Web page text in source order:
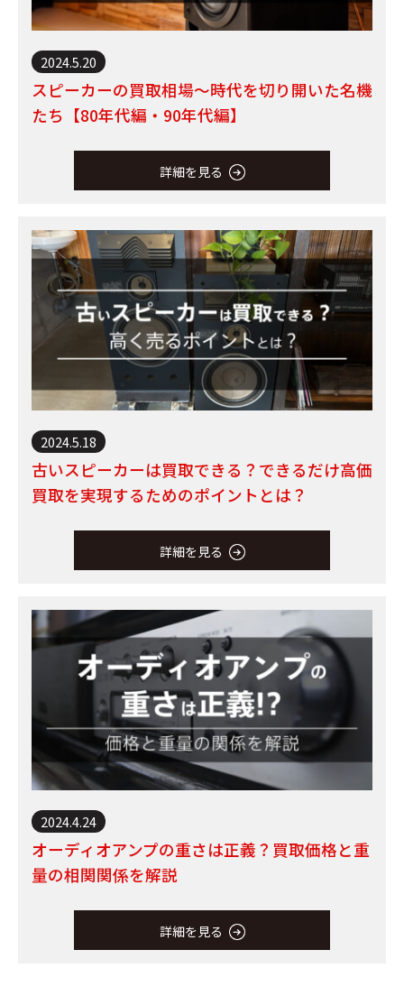
2024.5.20
スピーカーの買取相場～時代を切り開いた名機
たち【80年代編・90年代編】
詳細を見る
2024.5.18
古いスピーカーは買取できる？できるだけ高価
買取を実現するためのポイントとは？
詳細を見る
2024.4.24
オーディオアンプの重さは正義？買取価格と重
量の相関関係を解説
詳細を見る